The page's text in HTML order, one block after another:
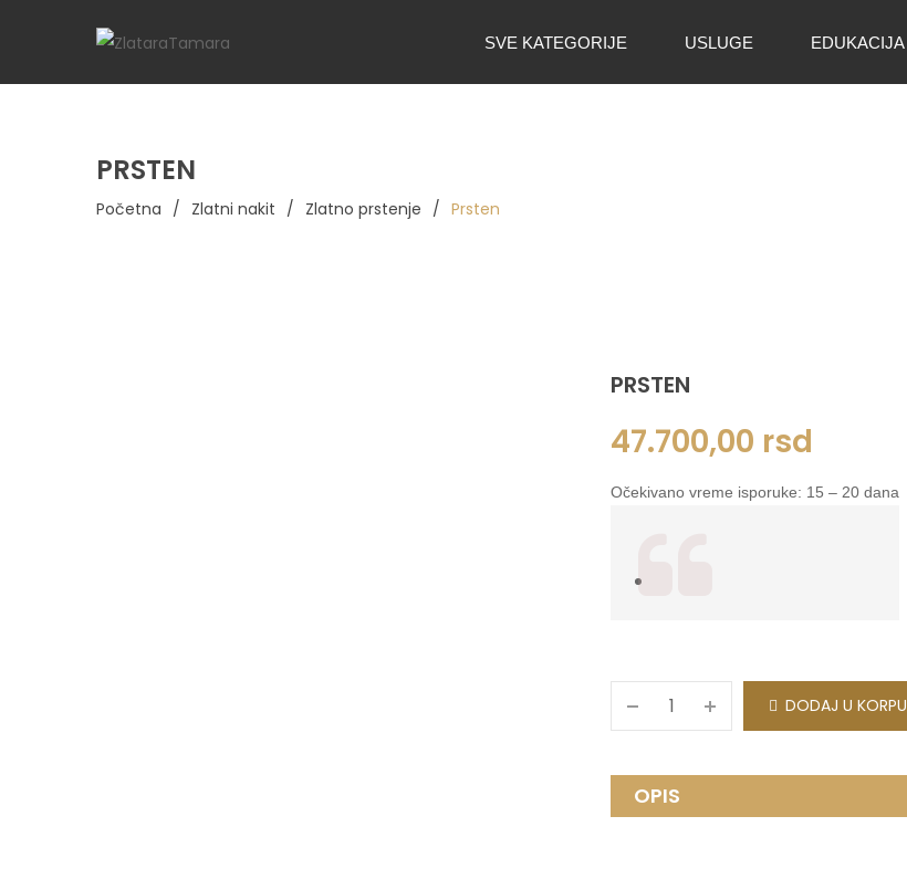
SVE KATEGORIJE USLUGE EDUKACIJA
PRSTEN
Početna / Zlatni nakit / Zlatno prstenje / Prsten
PRSTEN
47.700,00 rsd
Očekivano vreme isporuke: 15 – 20 dana
DODAJ U KORPU
OPIS